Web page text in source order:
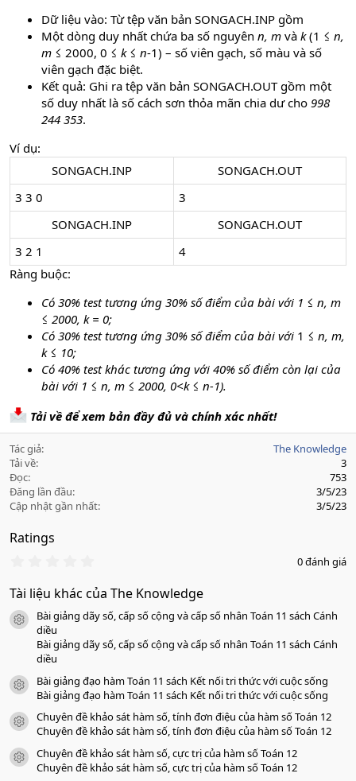
Dữ liệu vào: Từ tệp văn bản SONGACH.INP gồm
Một dòng duy nhất chứa ba số nguyên n, m và k(1 ≤ n,
m ≤ 2000, 0 ≤ k≤ n-1) – số viên gạch, số màu và số
viên gạch đặc biệt.
Kết quả: Ghi ra tệp văn bản SONGACH.OUT gồm một
số duy nhất là số cách sơn thỏa mãn chia dư cho 998
244 353.
Ví dụ:
SONGACH.INP​
SONGACH.OUT​
3 3 0
3
SONGACH.INP​
SONGACH.OUT​
3 2 1
4
Ràng buộc:
Có 30% test tương ứng 30% số điểm của bài với 1 ≤ n, m
≤ 2000, k = 0;
Có 30% test tương ứng 30% số điểm của bài với 1 ≤ n, m,
k ≤ 10;
Có 40% test khác tương ứng với 40% số điểm còn lại của
bài với 1 ≤ n, m ≤ 2000, 0<k ≤ n-1).
Tải về để xem bản đầy đủ và chính xác nhất!
Tác giả
The Knowledge
Tải về
3
Đọc
753
Đăng lần đầu
3/5/23
Cập nhật gần nhất
3/5/23
Ratings
0
0
a
0 đánh giá
Tài liệu khác của The Knowledge
icon tài liệu
Bài giảng dãy số, cấp số cộng và cấp số nhân Toán 11 sách Cánh
diều
Bài giảng dãy số, cấp số cộng và cấp số nhân Toán 11 sách Cánh
diều
icon tài liệu
Bài giảng đạo hàm Toán 11 sách Kết nối tri thức với cuộc sống
Bài giảng đạo hàm Toán 11 sách Kết nối tri thức với cuộc sống
icon tài liệu
Chuyên đề khảo sát hàm số, tính đơn điệu của hàm số Toán 12
Chuyên đề khảo sát hàm số, tính đơn điệu của hàm số Toán 12
icon tài liệu
Chuyên đề khảo sát hàm số, cực trị của hàm số Toán 12
Chuyên đề khảo sát hàm số, cực trị của hàm số Toán 12